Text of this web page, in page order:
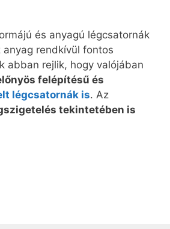
és anyagú légcsatornák
rendkívül fontos
abban rejlik, hogy valójában
felépítésű és
légcsatornák is. Az
tekintetében is